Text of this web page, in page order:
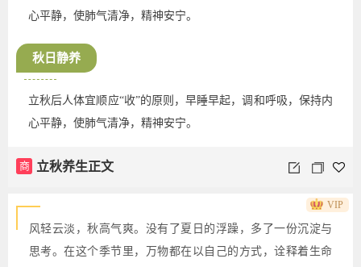
心平静，使肺气清净，精神安宁。
秋日静养
立秋后人体宜顺应“收”的原则，早睡早起，调和呼吸，保持内
心平静，使肺气清净，精神安宁。
商 立秋养生正文
风轻云淡，秋高气爽。没有了夏日的浮躁，多了一份沉淀与
思考。在这个季节里，万物都在以自己的方式，诠释着生命
VIP